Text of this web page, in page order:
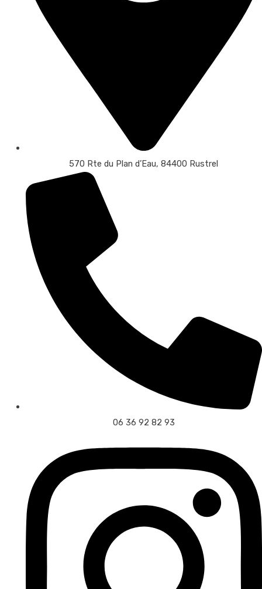
570 Rte du Plan d’Eau, 84400 Rustrel
06 36 92 82 93